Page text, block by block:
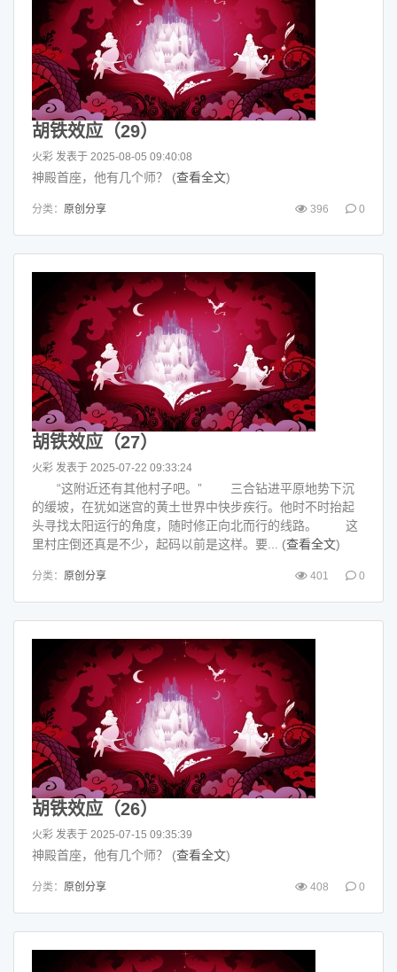
胡铁效应（29）
火彩 发表于 2025-08-05 09:40:08
神殿首座，他有几个师？ (查看全文)
分类： 原创分享 396 0
胡铁效应（27）
火彩 发表于 2025-07-22 09:33:24
“这附近还有其他村子吧。” 三合钻进平原地势下沉
的缓坡，在犹如迷宫的黄土世界中快步疾行。他时不时抬起
头寻找太阳运行的角度，随时修正向北而行的线路。 这
里村庄倒还真是不少，起码以前是这样。要... (查看全文)
分类： 原创分享 401 0
胡铁效应（26）
火彩 发表于 2025-07-15 09:35:39
神殿首座，他有几个师？ (查看全文)
分类： 原创分享 408 0